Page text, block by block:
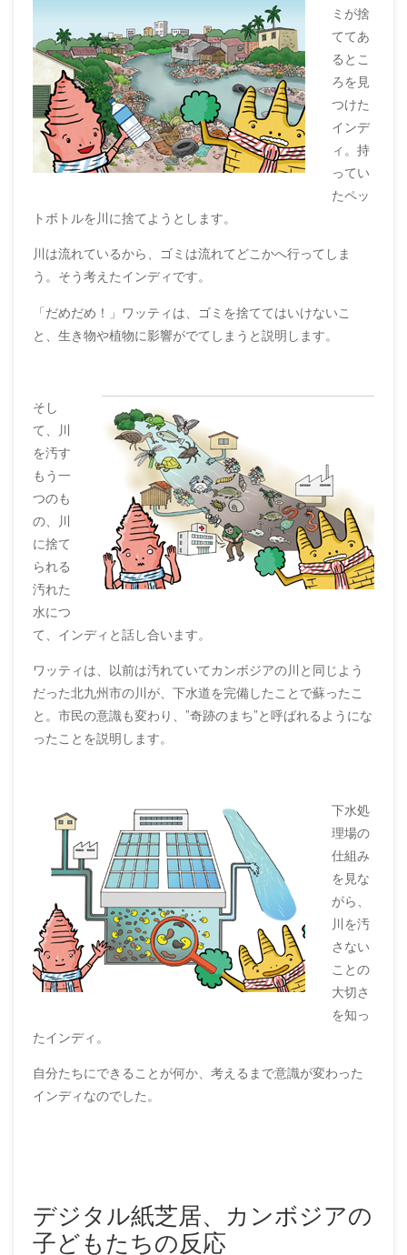
ミが捨
ててあ
るとこ
ろを見
つけた
インデ
ィ。持
ってい
たペッ
トボトルを川に捨てようとします。
川は流れているから、ゴミは流れてどこかへ行ってしま
う。そう考えたインディです。
「だめだめ！」ワッティは、ゴミを捨ててはいけないこ
と、生き物や植物に影響がでてしまうと説明します。
そし
て、川
を汚す
もう一
つのも
の、川
に捨て
られる
汚れた
水につ
て、インディと話し合います。
ワッティは、以前は汚れていてカンボジアの川と同じよう
だった北九州市の川が、下水道を完備したことで蘇ったこ
と。市民の意識も変わり、”奇跡のまち”と呼ばれるようにな
ったことを説明します。
下水処
理場の
仕組み
を見な
がら、
川を汚
さない
ことの
大切さ
を知っ
たインディ。
自分たちにできることが何か、考えるまで意識が変わった
インディなのでした。
デジタル紙芝居、カンボジアの
子どもたちの反応